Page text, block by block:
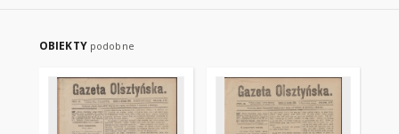
OBIEKTY podobne